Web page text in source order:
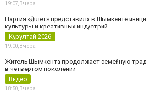
19:07,Вчера
Партия «Әділет» представила в Шымкенте
культуры и креативных индустрий
Курултай 2026
19:00,Вчера
Житель Шымкента продолжает семейную
в четвертом поколении
Видео
18:50,Вчера